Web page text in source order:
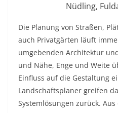
Nüdling,
Die Planung von Straßen,
auch Privatgärten läuft
umgebenden Architektur
und Nähe, Enge und Weite
Einfluss auf die Gestaltung
Landschaftsplaner greifen
Systemlösungen zurück.